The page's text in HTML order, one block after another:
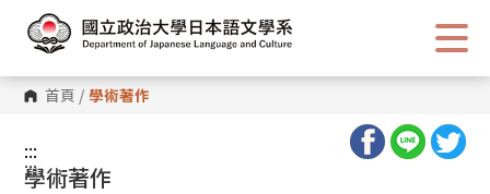
內
容 首頁 / 學術著作
:::
:::
學術著作